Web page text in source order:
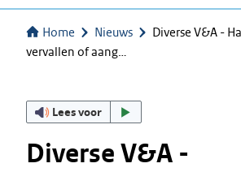
Home Nieuws
Diverse V&A -
vervallen of aang…
Lees voor
Diverse V&A -